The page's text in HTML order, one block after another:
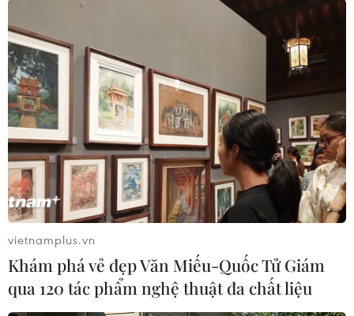
(TTXVN/Vietnam+)
vietnamplus.vn
Khám phá vẻ đẹp Văn Miếu-Quốc Tử Giám
qua 120 tác phẩm nghệ thuật đa chất liệu